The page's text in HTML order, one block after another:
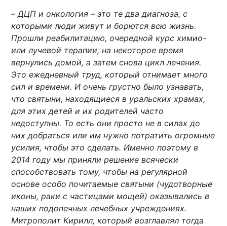
–ДЦП и онкология – это те два диагноза, с
которыми люди живут и борются всю жизнь.
Прошли реабилитацию, очередной курс химио-
или лучевой терапии, на некоторое время
вернулись домой, а затем снова цикл лечения.
Это ежедневный труд, который отнимает много
сил и времени. И очень грустно было узнавать,
что святыни, находящиеся в уральских храмах,
для этих детей и их родителей часто
недоступны. То есть они просто не в силах до
них добраться или им нужно потратить огромные
усилия, чтобы это сделать. Именно поэтому в
2014 году мы приняли решение всячески
способствовать тому, чтобы на регулярной
основе особо почитаемые святыни (чудотворные
иконы, раки с частицами мощей) оказывались в
наших подопечных лечебных учреждениях.
Митрополит Кирилл, который возглавлял тогда